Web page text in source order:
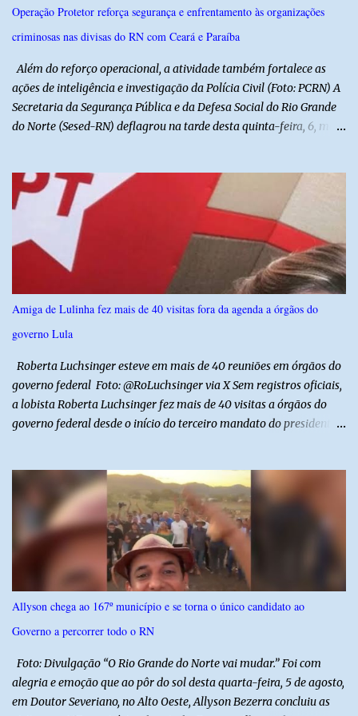
Municipal de Educação poderá expedir normas complementares
necessárias ao cumprimento da lei.
Operação Protetor reforça segurança e enfrentamento às organizações
criminosas nas divisas do RN com Ceará e Paraíba
Além do reforço operacional, a atividade também fortalece as
ações de inteligência e investigação da Polícia Civil (Foto: PCRN) A
Secretaria da Segurança Pública e da Defesa Social do Rio Grande
do Norte (Sesed-RN) deflagrou na tarde desta quinta-feira, 6, mais
da segurança pública para o enfrentamento de organizações
criminosas nos municípios localizados nas divisas do Rio Grande
do Norte com os estados do Ceará e da Paraíba. A mobilização,
com concentração e saída de equipes policiais, ocorreu às 16h, no
município de Baraúna, no Oeste potiguar. A operação reúne
efetivos da Polícia Militar do Rio Grande do Norte, da Polícia Civil
do Rio Grande do Norte e da Polícia Militar do Ceará, reforçando a
atuação integrada entre as forças de segurança e intensificando o
combate à criminalidade nas áreas de fronteira interestadual. As
Amiga de Lulinha fez mais de 40 visitas fora da agenda a órgãos do
governo Lula
Roberta Luchsinger esteve em mais de 40 reuniões em órgãos do
governo federal Foto: @RoLuchsinger via X Sem registros oficiais,
a lobista Roberta Luchsinger fez mais de 40 visitas a órgãos do
governo federal desde o início do terceiro mandato do presidente
públicos que participam dos encontros. Em duas oportunidades, a
lobista esteve no Palácio do Planalto e no gabinete do ministro do
Desenvolvimento Social, Wellington Dias, acompanhada do então
sócio de Lulinha. Os encontros não foram registrados nas agendas
oficiais. Fábio Luís é alvo de inquérito aberto nesta quinta-feira,
30, a pedido da PF, que apura se ele utilizou a influência do pai
para defender interesses empresariais com a administração
pública. Segundo a Polícia Federal, a atuação dele contou com a
ajuda de Luchsinger e se concentrou no Ministério da Saúde e no
Allyson chega ao 167º município e se torna o único candidato ao
Governo a percorrer todo o RN
Foto: Divulgação “O Rio Grande do Norte vai mudar.” Foi com
alegria e emoção que ao pôr do sol desta quarta-feira, 5 de agosto,
em Doutor Severiano, no Alto Oeste, Allyson Bezerra concluiu as